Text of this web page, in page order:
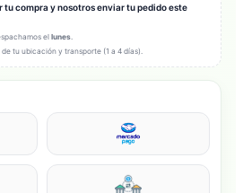
tu compra y nosotros enviar tu pedido este
ellunes
tu ubicación y transporte (1 a 4 días).